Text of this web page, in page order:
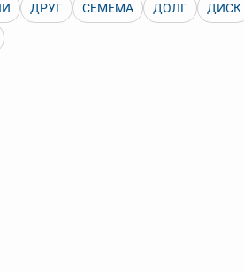
ДРУГ СЕМЕМА ДОЛГ ДИСК